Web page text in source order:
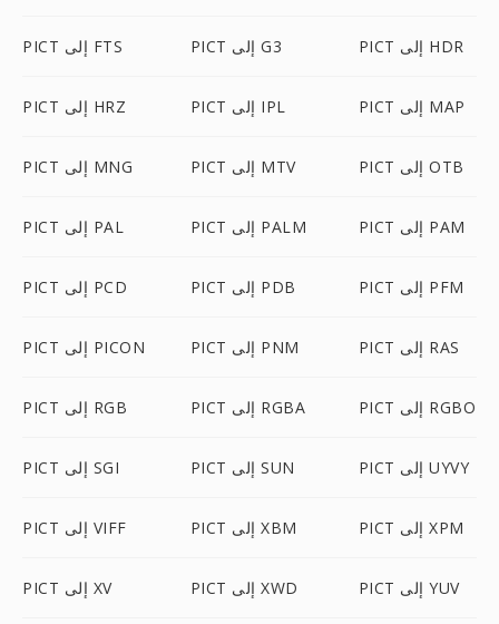
PICT إلى FTS PICT إلى G3 PICT إلى HDR
PICT إلى HRZ PICT إلى IPL PICT إلى MAP
PICT إلى MNG PICT إلى MTV PICT إلى OTB
PICT إلى PAL PICT إلى PALM PICT إلى PAM
PICT إلى PCD PICT إلى PDB PICT إلى PFM
PICT إلى PICON PICT إلى PNM PICT إلى RAS
PICT إلى RGB PICT إلى RGBA PICT إلى RGBO
PICT إلى SGI PICT إلى SUN PICT إلى UYVY
PICT إلى VIFF PICT إلى XBM PICT إلى XPM
PICT إلى XV PICT إلى XWD PICT إلى YUV